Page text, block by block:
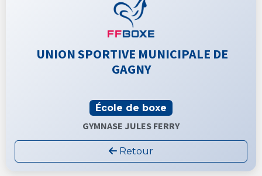
UNION SPORTIVE MUNICIPALE DE
GAGNY
École de boxe
GYMNASE JULES FERRY
Retour